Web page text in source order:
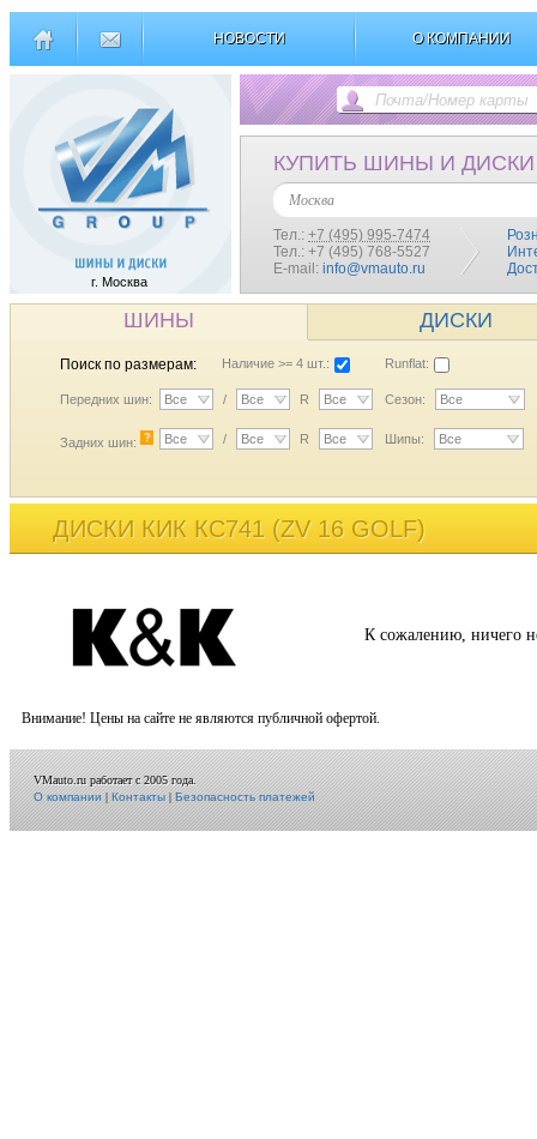
НОВОСТИ О КОМПАНИИ
г. Москва
КУПИТЬ ШИНЫ И ДИСКИ
Москва
Тел.: +7 (495) 995-7474
Тел.: +7 (495) 768-5527
E-mail: info@vmauto.ru
ШИНЫ ДИСКИ
Поиск по размерам: Наличие >= 4 шт.: Runflat:
Передних шин: Все / Все R Все Сезон: Все
Задних шин: ? Все / Все R Все Шипы: Все
ДИСКИ КИК КС741 (ZV 16 GOLF)
К сожалению, ничего
Внимание! Цены на сайте не являются публичной офертой.
VMauto.ru работает с 2005 года.
О компании|Контакты|Безопасность платежей